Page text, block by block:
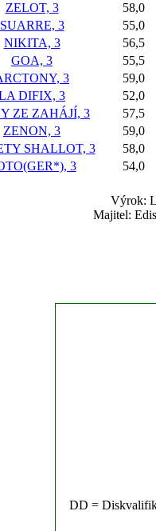
ZELOT, 3 58,0
SUARRE, 3 55,0
NIKITA, 3 56,5
GOA, 3 55,5
3 59,0
DIFIX, 3 52,0
ZE ZAHÁJÍ, 3 57,5
ZENON, 3 59,0
SHALLOT, 3 58,0
3 54,0
Výrok:
Majitel:
DD =